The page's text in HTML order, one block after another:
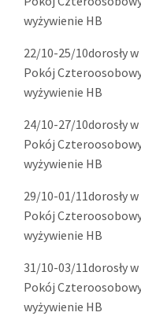
wyżywienie HB
22/10-25/10dorosły
Pokój
wyżywienie HB
24/10-27/10dorosły
Pokój
wyżywienie HB
29/10-01/11dorosły
Pokój
wyżywienie HB
31/10-03/11dorosły
Pokój
wyżywienie HB